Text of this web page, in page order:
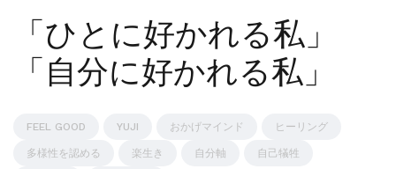
「ひとに好かれる私」
「自分に好かれる私」
FEEL GOOD YUJI おかげマインド ヒーリング
多様性を認める 楽生き 自分軸 自己犠牲